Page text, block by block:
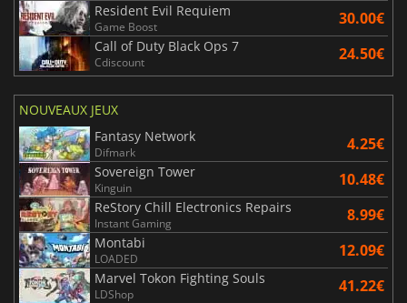
Resident Evil Requiem
Game Boost 30.00€
Call of Duty Black Ops 7
Cdiscount 24.50€
NOUVEAUX JEUX
Fantasy Network
Difmark 4.25€
Sovereign Tower
Kinguin 10.48€
ReStory Chill Electronics Repairs
Instant Gaming 8.99€
Montabi
LOADED 12.09€
Marvel Tokon Fighting Souls
LDShop 41.22€